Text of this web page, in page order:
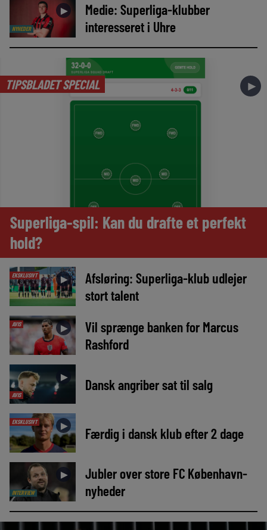
NYHEDER
►
Medie: Superliga-klubber
interesseret i Uhre
TIPSBLADET SPECIAL ►
Superliga-spil: Kan du drafte et perfekt
hold?
EKSKLUSIVT ►
Afsløring: Superliga-klub udlejer
stort talent
AVIS ►
Vil sprænge banken for Marcus
Rashford
AVIS
► Dansk angriber sat til salg
EKSKLUSIVT ► Færdig i dansk klub efter 2 dage
INTERVIEW
►
Jubler over store FC København-
nyheder